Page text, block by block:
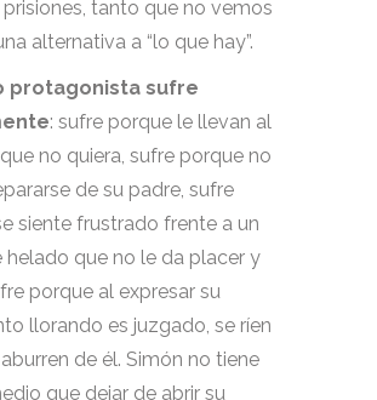
tanto que no vemos
alternativa a “lo que hay”.
protagonista sufre
: sufre porque le llevan al
no quiera, sufre porque no
de su padre, sufre
siente frustrado frente a un
helado que no le da placer y
porque al expresar su
llorando es juzgado, se ríen
de él. Simón no tiene
que dejar de abrir su